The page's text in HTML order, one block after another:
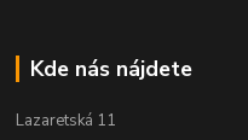
Kde nás nájdete
Lazaretská 11